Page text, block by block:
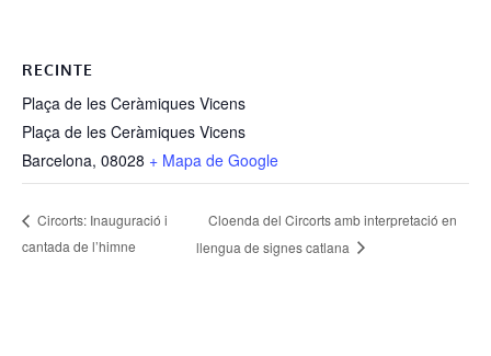
RECINTE
Plaça de les Ceràmiques Vicens
Plaça de les Ceràmiques Vicens
Barcelona, 08028 + Mapa de Google
Circorts: Inauguració i
cantada de l’himne
Cloenda del Circorts amb interpretació en
llengua de signes catlana